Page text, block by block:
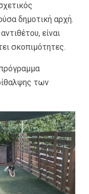
δημοτική αρχή.
είναι
σκοπιμότητες.
των